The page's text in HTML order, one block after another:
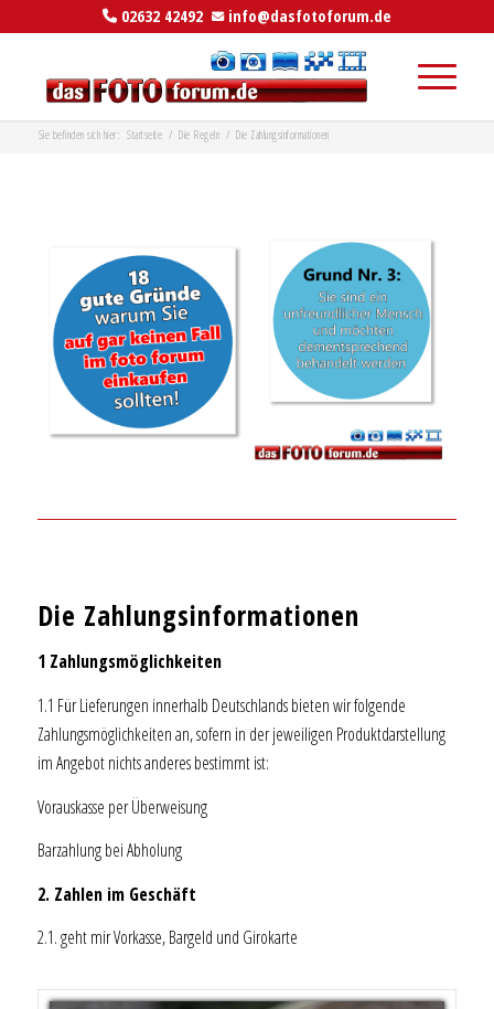
02632 42492 info@dasfotoforum.de
Sie befinden sich hier: Startseite / Die Regeln / Die Zahlungsinformationen
Die Zahlungsinformationen
1 Zahlungsmöglichkeiten
1.1 Für Lieferungen innerhalb Deutschlands bieten wir folgende
Zahlungsmöglichkeiten an, sofern in der jeweiligen Produktdarstellung
im Angebot nichts anderes bestimmt ist:
Vorauskasse per Überweisung
Barzahlung bei Abholung
2. Zahlen im Geschäft
2.1. geht mir Vorkasse, Bargeld und Girokarte